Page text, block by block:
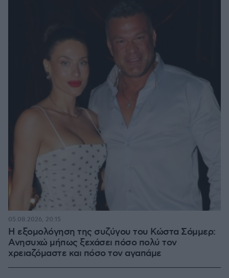
Η εξομολόγηση της συζύγου του Κώστα Σόμμερ:
Ανησυχώ μήπως ξεχάσει πόσο πολύ τον
χρειαζόμαστε και πόσο τον αγαπάμε
05.08.2026, 20:15